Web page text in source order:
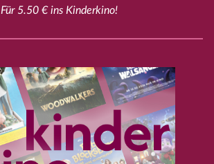
Für 5.50 € ins Kinderkino!